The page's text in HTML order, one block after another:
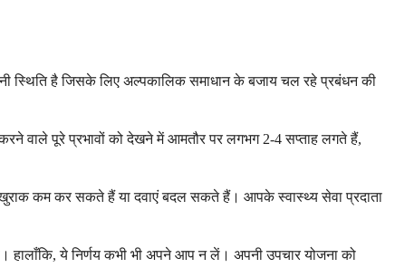
स्थिति है जिसके लिए अल्पकालिक समाधान के बजाय चल रहे प्रबंधन की
वाले पूरे प्रभावों को देखने में आमतौर पर लगभग 2-4 सप्ताह लगते हैं,
कम कर सकते हैं या दवाएं बदल सकते हैं। आपके स्वास्थ्य सेवा प्रदाता
ये निर्णय कभी भी अपने आप न लें। अपनी उपचार योजना को